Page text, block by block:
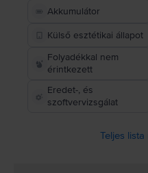
Akkumulátor
Külső esztétikai állapot
Folyadékkal nem
érintkezett
Eredet-, és
szoftvervizsgálat
Teljes